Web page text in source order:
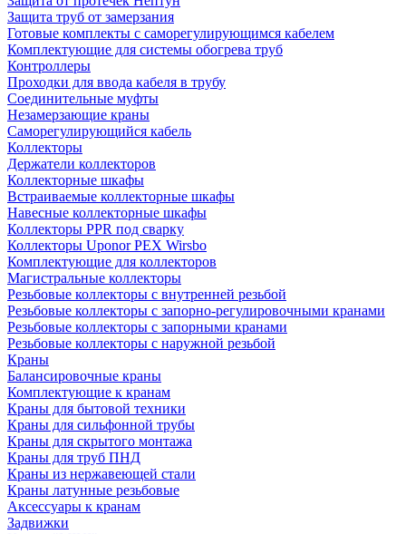
Защита труб от замерзания
Готовые комплекты с саморегулирующимся кабелем
Комплектующие для системы обогрева труб
Контроллеры
Проходки для ввода кабеля в трубу
Соединительные муфты
Незамерзающие краны
Саморегулирующийся кабель
Коллекторы
Держатели коллекторов
Коллекторные шкафы
Встраиваемые коллекторные шкафы
Навесные коллекторные шкафы
Коллекторы PPR под сварку
Коллекторы Uponor PEX Wirsbo
Комплектующие для коллекторов
Магистральные коллекторы
Резьбовые коллекторы с внутренней резьбой
Резьбовые коллекторы с запорно-регулировочными кранами
Резьбовые коллекторы с запорными кранами
Резьбовые коллекторы с наружной резьбой
Краны
Балансировочные краны
Комплектующие к кранам
Краны для бытовой техники
Краны для сильфонной трубы
Краны для скрытого монтажа
Краны для труб ПНД
Краны из нержавеющей стали
Краны латунные резьбовые
Аксессуары к кранам
Задвижки